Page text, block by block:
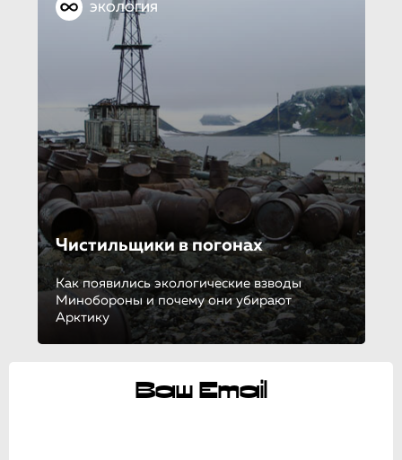
ЭКОЛОГИЯ
Чистильщики в погонах
Как появились экологические взводы
Минобороны и почему они убирают
Арктику
Ваш Email